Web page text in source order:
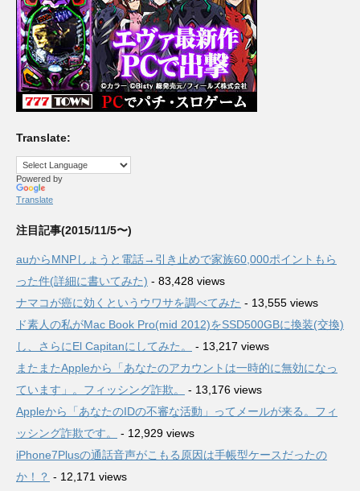
Translate:
Powered by
Translate
注目記事(2015/11/5〜)
auからMNPしょうと電話→引き止めで家族60,000ポイントもら
った件(詳細に書いてみた) - 83,428 views
ナマコが癌に効くというウワサを調べてみた - 13,555 views
ド素人の私がMac Book Pro(mid 2012)をSSD500GBに換装(交換)
し、さらにEl Capitanにしてみた。
- 13,217 views
またまたAppleから「あなたのアカウントは一時的に無効になっ
ています」。フィッシング詐欺。
- 13,176 views
Appleから「あなたのIDの不審な活動」ってメールが来る。フィ
ッシング詐欺です。
- 12,929 views
iPhone7Plusの通話音声がこもる原因は手帳型ケースだったの
か！？ - 12,171 views